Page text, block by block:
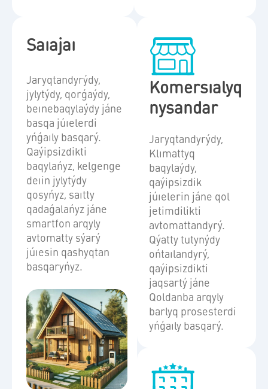
Saıajaı
Jaryqtandyrýdy,
jylytýdy, qorǵaýdy,
beınebaqylaýdy jáne
basqa júıelerdi
yńǵaıly basqarý.
Qaýipsizdikti
baqylańyz, kelgenge
deıin jylytýdy
qosyńyz, saıtty
qadaǵalańyz jáne
smartfon arqyly
avtomatty sýarý
júıesin qashyqtan
basqaryńyz.
Komersıalyq
nysandar
Jaryqtandyrýdy,
Klımattyq
baqylaýdy,
qaýipsizdik
júıelerin jáne qol
jetimdilikti
avtomattandyrý.
Qýatty tutynýdy
ońtaılandyrý,
qaýipsizdikti
jaqsartý jáne
Qoldanba arqyly
barlyq prosesterdi
yńǵaıly basqarý.